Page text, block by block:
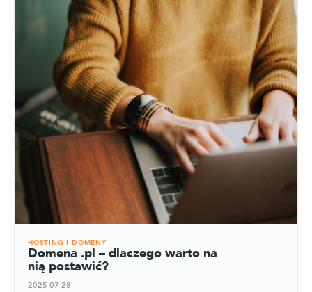
HOSTING I DOMENY
Domena .pl – dlaczego warto na
nią postawić?
2025-07-28